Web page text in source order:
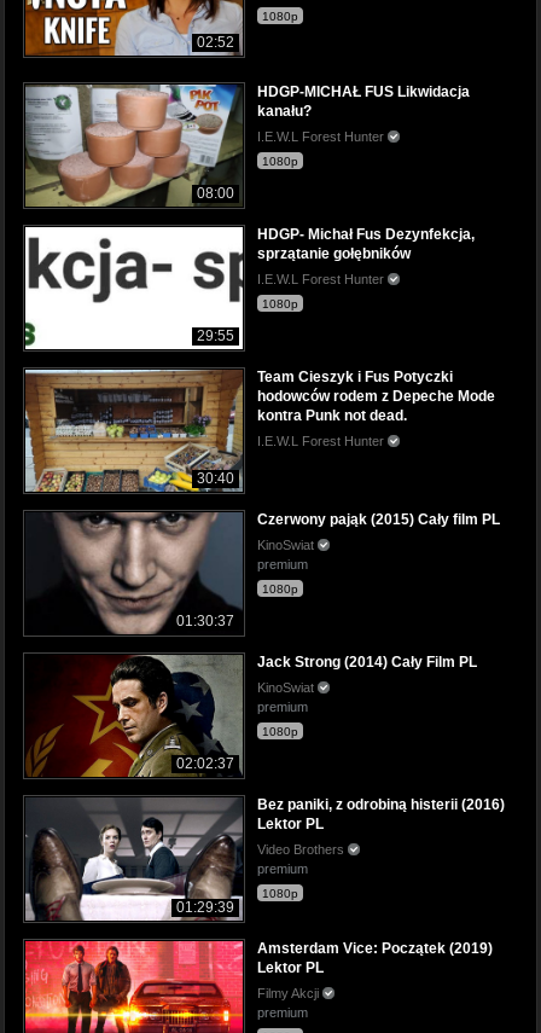
02:52
1080p
08:00
HDGP-MICHAŁ FUS Likwidacja
kanału?
I.E.W.L Forest Hunter
1080p
29:55
HDGP- Michał Fus Dezynfekcja,
sprzątanie gołębników
I.E.W.L Forest Hunter
1080p
30:40
Team Cieszyk i Fus Potyczki
hodowców rodem z Depeche Mode
kontra Punk not dead.
I.E.W.L Forest Hunter
01:30:37
Czerwony pająk (2015) Cały film PL
KinoSwiat
premium
1080p
02:02:37
Jack Strong (2014) Cały Film PL
KinoSwiat
premium
1080p
01:29:39
Bez paniki, z odrobiną histerii (2016)
Lektor PL
Video Brothers
premium
1080p
Amsterdam Vice: Początek (2019)
Lektor PL
Filmy Akcji
premium